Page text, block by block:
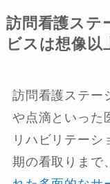
訪問看護ステ
ビスは想像以
訪問看護ステー
や点滴といった
リハビリテーシ
期の看取りまで